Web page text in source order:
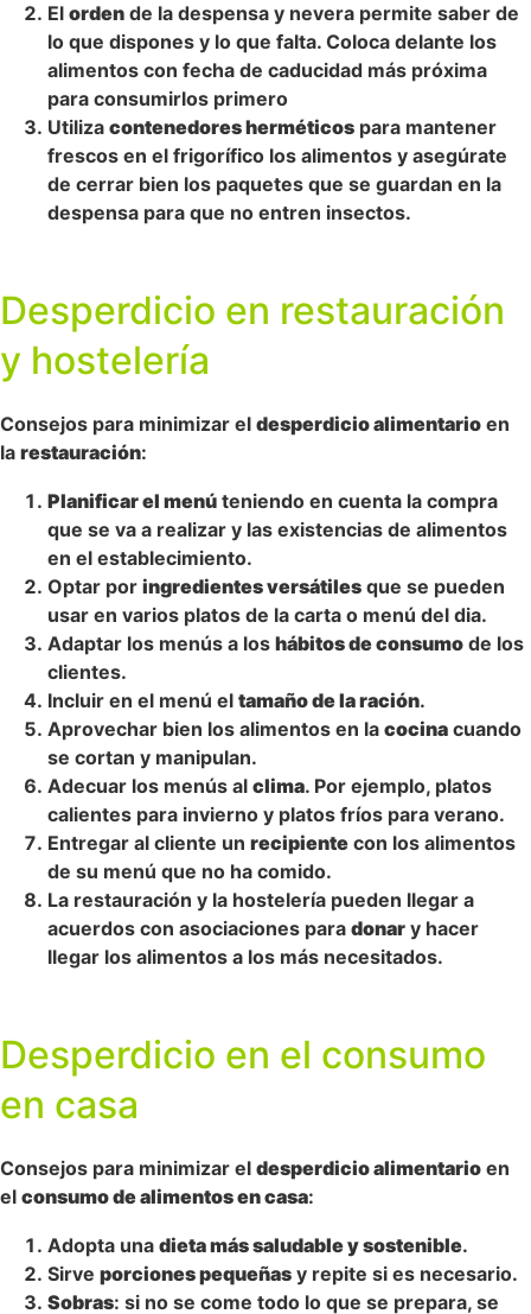
El orden de la despensa y nevera permite saber de
lo que dispones y lo que falta. Coloca delante los
alimentos con fecha de caducidad más próxima
para consumirlos primero
Utiliza contenedores herméticos para mantener
frescos en el frigorífico los alimentos y asegúrate
de cerrar bien los paquetes que se guardan en la
despensa para que no entren insectos.
Desperdicio en restauración
y hostelería
Consejos para minimizar el desperdicio alimentario en
la restauración:
Planificar el menú teniendo en cuenta la compra
que se va a realizar y las existencias de alimentos
en el establecimiento.
Optar por ingredientes versátiles que se pueden
usar en varios platos de la carta o menú del dia.
Adaptar los menús a los hábitos de consumo de los
clientes.
Incluir en el menú el tamaño de la ración.
Aprovechar bien los alimentos en la cocina cuando
se cortan y manipulan.
Adecuar los menús al clima. Por ejemplo, platos
calientes para invierno y platos fríos para verano.
Entregar al cliente un recipiente con los alimentos
de su menú que no ha comido.
La restauración y la hostelería pueden llegar a
acuerdos con asociaciones para donar y hacer
llegar los alimentos a los más necesitados.
Desperdicio en el consumo
en casa
Consejos para minimizar el desperdicio alimentario en
el consumo de alimentos en casa:
Adopta una dieta más saludable y sostenible.
Sirve porciones pequeñas y repite si es necesario.
Sobras: si no se come todo lo que se prepara, se